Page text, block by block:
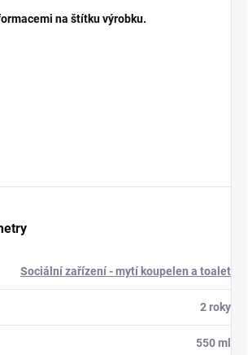
na štítku výrobku.
Sociální zařízení - mytí koupelen a toalet
2 roky
550 ml